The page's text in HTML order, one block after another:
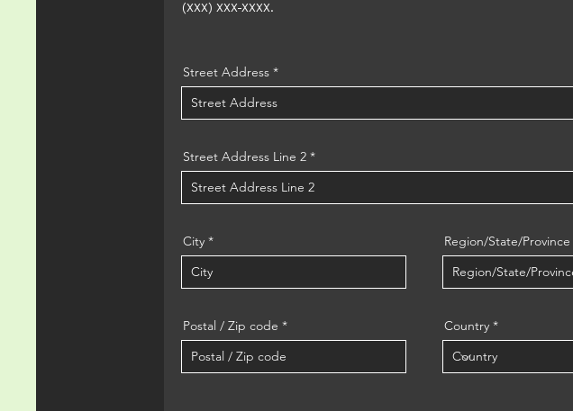
(XXX) XXX-XXXX.
Street Address
Street Address Line 2
City Region/State/Province
Postal / Zip code Country